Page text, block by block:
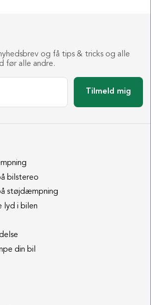
og få tips & tricks og alle
før alle andre.
Tilmeld mig
bilstereo
støjdæmpning
lyd i bilen
din bil